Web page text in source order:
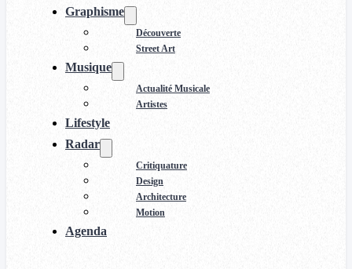
Graphisme
Découverte
Street Art
Musique
Actualité Musicale
Artistes
Lifestyle
Radar
Critiquature
Design
Architecture
Motion
Agenda